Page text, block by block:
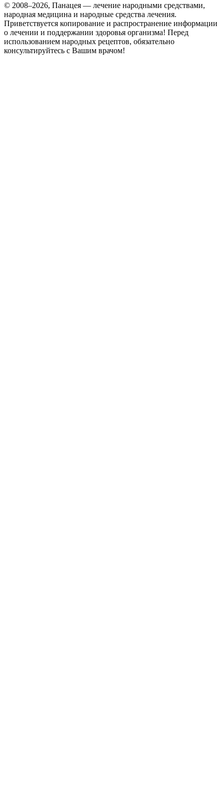
© 2008–2026, Панацея — лечение народными средствами,
народная медицина и народные средства лечения.
Приветствуется копирование и распространение информации
о лечении и поддержании здоровья организма! Перед
использованием народных рецептов, обязательно
консультируйтесь с Вашим врачом!